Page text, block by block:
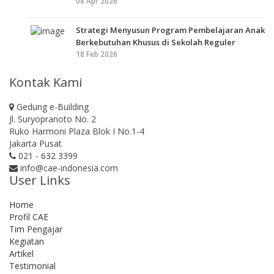
Strategi Menyusun Program Pembelajaran Anak
Berkebutuhan Khusus di Sekolah Reguler
18 Feb 2026
Kontak Kami
Gedung e-Building
Jl. Suryopranoto No. 2
Ruko Harmoni Plaza Blok I No.1-4
Jakarta Pusat
021 - 632 3399
info@cae-indonesia.com
User Links
Home
Profil CAE
Tim Pengajar
Kegiatan
Artikel
Testimonial